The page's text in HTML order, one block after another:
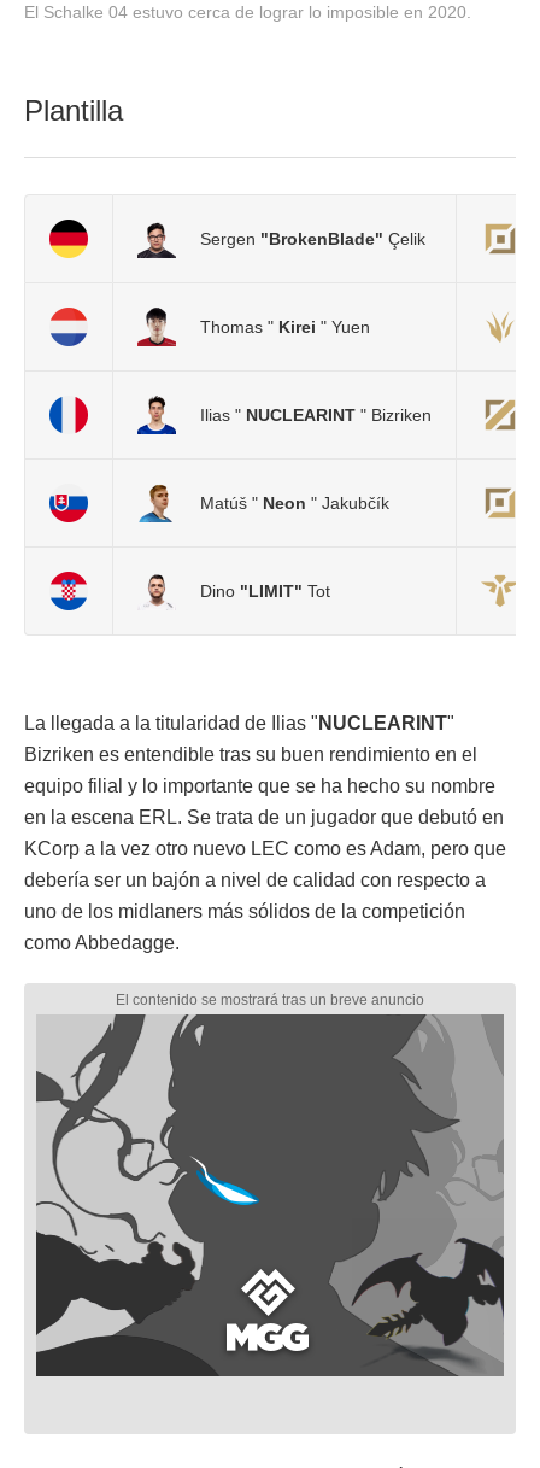
El Schalke 04 estuvo cerca de lograr lo imposible en 2020.
Plantilla
Sergen "BrokenBlade" Çelik
Thomas " Kirei " Yuen
Ilias " NUCLEARINT " Bizriken
Matúš " Neon " Jakubčík
Dino "LIMIT" Tot
La llegada a la titularidad de Ilias " NUCLEARINT"
Bizriken es entendible tras su buen rendimiento en el
equipo filial y lo importante que se ha hecho su nombre
en la escena ERL. Se trata de un jugador que debutó en
KCorp a la vez otro nuevo LEC como es Adam, pero que
debería ser un bajón a nivel de calidad con respecto a
uno de los midlaners más sólidos de la competición
como Abbedagge.